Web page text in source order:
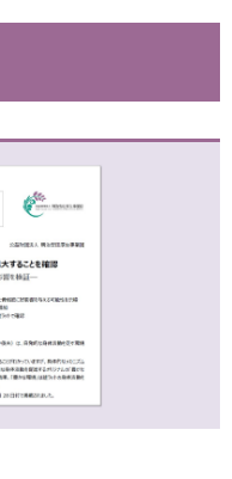
スプログラム』刊行！
からの指示が重要であ